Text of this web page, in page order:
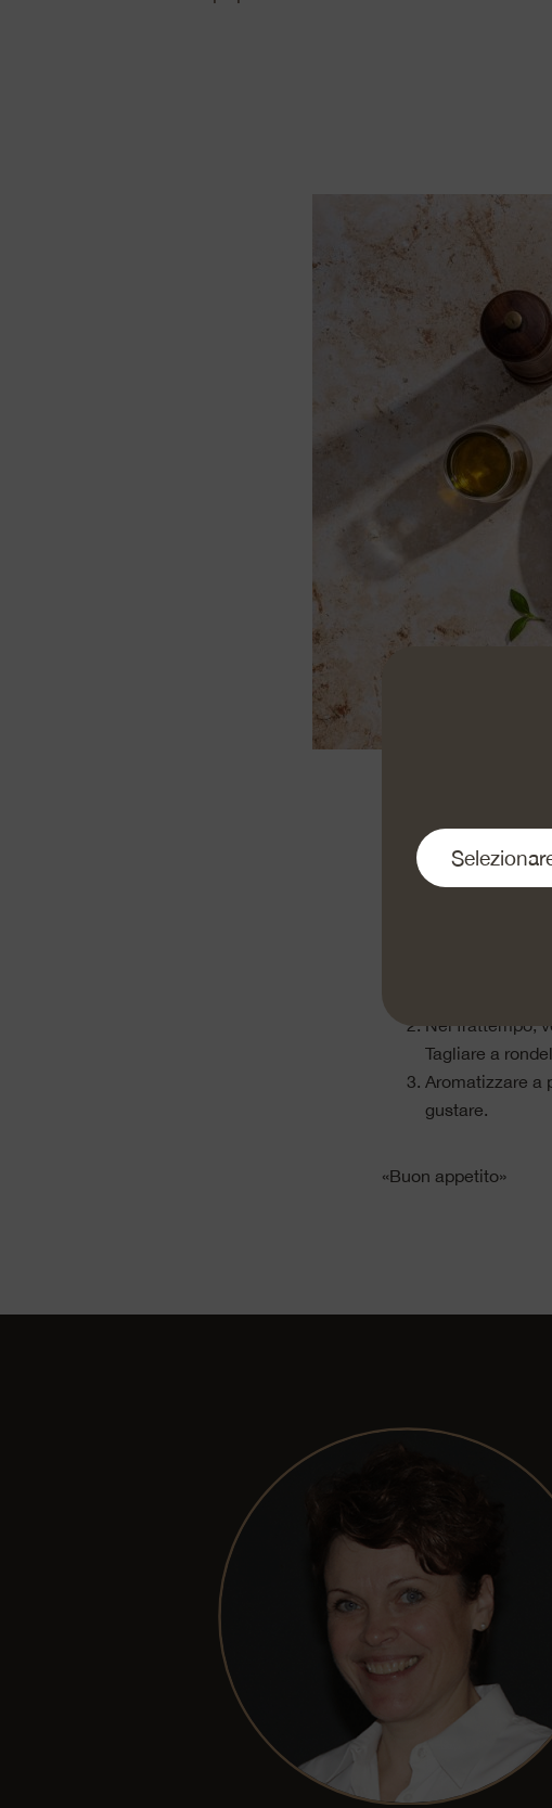
Nel frattempo,
Tagliare a
Aromatizzare a
gustare.
«Buon appetito»